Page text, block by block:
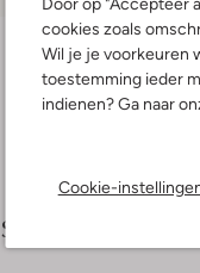
cookies zoals
Wil je je voorkeuren
toestemming ieder
indienen? Ga naar
Cookie-
Samenstelling &